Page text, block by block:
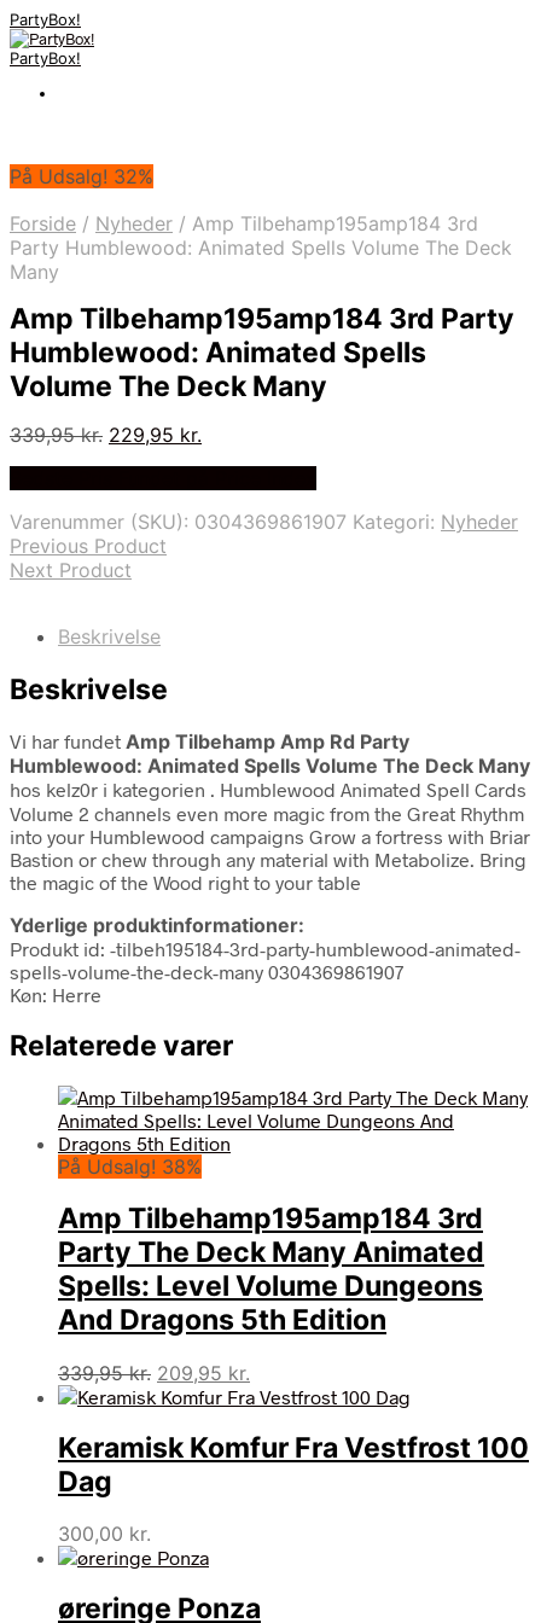
PartyBox!
PartyBox!
På Udsalg! 32%
Forside / Nyheder / Amp Tilbehamp195amp184 3rd
Party Humblewood: Animated Spells Volume The Deck
Many
Amp Tilbehamp195amp184 3rd Party
Humblewood: Animated Spells
Volume The Deck Many
339,95kr. Den
339,95 kr..
229,95 kr.
229,95 kr..
Varenummer (SKU): 0304369861907 Kategori: Nyheder
Previous Product
Next Product
Beskrivelse
Beskrivelse
Vi har fundet Amp Tilbehamp Amp Rd Party
Humblewood: Animated Spells Volume The Deck Many
hos kelz0r i kategorien . Humblewood Animated Spell Cards
Volume 2 channels even more magic from the Great Rhythm
into your Humblewood campaigns Grow a fortress with Briar
Bastion or chew through any material with Metabolize. Bring
the magic of the Wood right to your table
Yderlige produktinformationer:
Produkt id: -tilbeh195184-3rd-party-humblewood-animated-
spells-volume-the-deck-many 0304369861907
Køn: Herre
Relaterede varer
På Udsalg! 38%
Amp Tilbehamp195amp184 3rd
Party The Deck Many Animated
Spells: Level Volume Dungeons
And Dragons 5th Edition
339,95kr. Den
oprindelige
var:
339,95 kr..
209,95 kr.
aktuelle
er:
209,95 kr..
Keramisk Komfur Fra Vestfrost 100
Dag
300,00 kr.
øreringe Ponza